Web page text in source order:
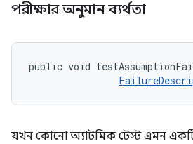
পরীক্ষার অনুমান ব্যর্থতা
public void
যখন কোনো অ্যাটমিক টেস্ট এমন একটি